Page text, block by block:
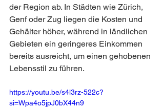
der Region ab. In Städten wie Zürich,
Genf oder Zug liegen die Kosten und
Gehälter höher, während in ländlichen
Gebieten ein geringeres Einkommen
bereits ausreicht, um einen gehobenen
Lebensstil zu führen.
https://youtu.be/s4l3rz-522c?
si=Wpa4o5jpJ0bX44n9